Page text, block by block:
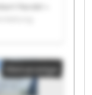
Robert
Robert
+
Kleinanzeige